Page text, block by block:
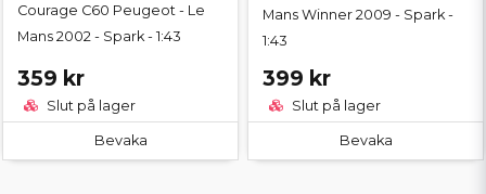
Courage C60 Peugeot - Le
Mans 2002 - Spark - 1:43
359 kr
Slut på lager
Bevaka
Mans Winner 2009 - Spark -
1:43
399 kr
Slut på lager
Bevaka